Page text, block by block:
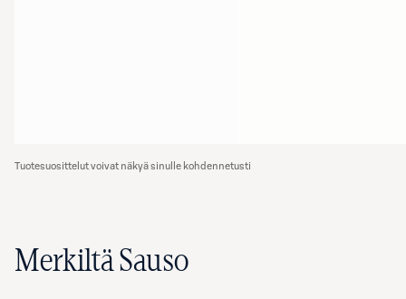
Tuotesuosittelut voivat näkyä sinulle kohdennetusti
Merkiltä Sauso